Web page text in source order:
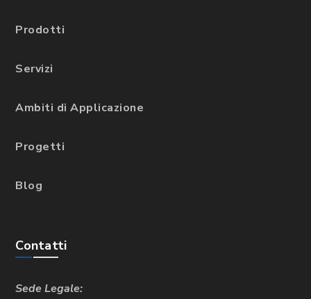
Prodotti
Servizi
Ambiti di Applicazione
Progetti
Blog
Contatti
Sede Legale: